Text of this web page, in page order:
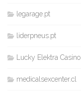
legarage.pt
liderpneus.pt
Lucky Elektra Casino
medicalsexcenter.cl